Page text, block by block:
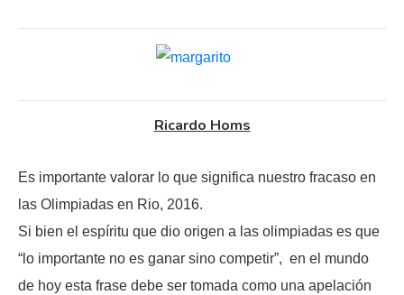
Ricardo Homs
Es importante valorar lo que significa nuestro fracaso en
las Olimpiadas en Rio, 2016.
Si bien el espíritu que dio origen a las olimpiadas es que
“lo importante no es ganar sino competir”, en el mundo
de hoy esta frase debe ser tomada como una apelación